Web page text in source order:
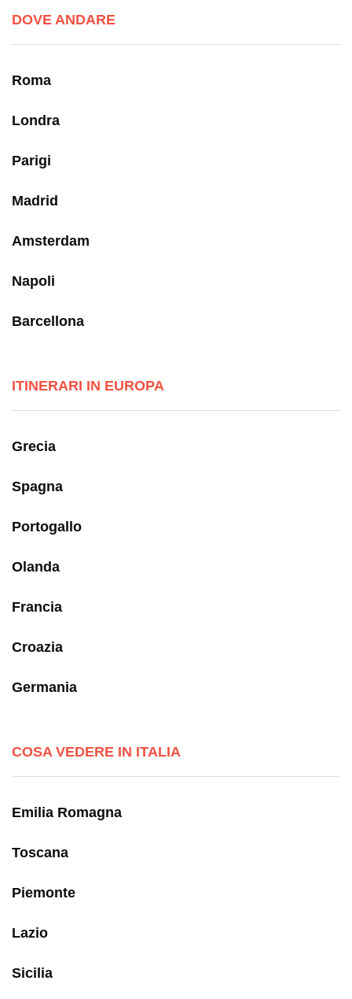
DOVE ANDARE
Roma
Londra
Parigi
Madrid
Amsterdam
Napoli
Barcellona
ITINERARI IN EUROPA
Grecia
Spagna
Portogallo
Olanda
Francia
Croazia
Germania
COSA VEDERE IN ITALIA
Emilia Romagna
Toscana
Piemonte
Lazio
Sicilia